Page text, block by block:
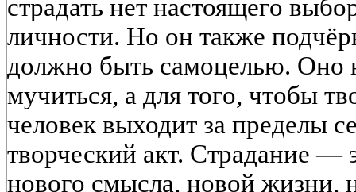
страдать нет настоящего
личности. Но он также
должно быть самоцелью. Оно
мучиться, а для того, чтобы
человек выходит за пределы
творческий акт. Страдание —
нового смысла, новой жизни,